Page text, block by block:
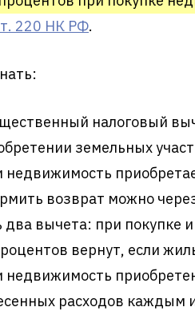
220 НК РФ.
налоговый
земельных
недвижимость
возврат можно
два вычета: при покупке
вернут, если
недвижимость
расходов каждым